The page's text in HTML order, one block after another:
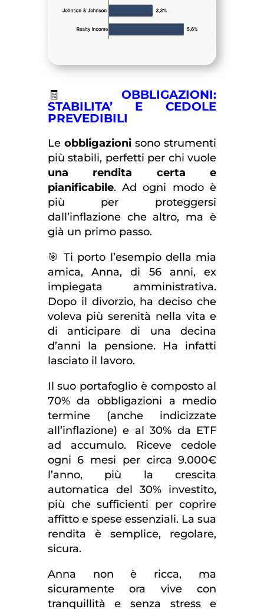
🧾OBBLIGAZIONI:
STABILITA’ E CEDOLE
PREVEDIBILI
Le obbligazionisono strumenti
più stabili, perfetti per chi vuole
una rendita certa e
pianificabile. Ad ogni modo è
più per proteggersi
dall’inflazione che altro, ma è
già un primo passo.
🎯 Ti porto l’esempio della mia
amica, Anna, di 56 anni, ex
impiegata amministrativa.
Dopo il divorzio, ha deciso che
voleva più serenità nella vita e
di anticipare di una decina
d’anni la pensione. Ha infatti
lasciato il lavoro.
Il suo portafoglio è composto al
70% da obbligazioni a medio
termine (anche indicizzate
all’inflazione) e al 30% da ETF
ad accumulo. Riceve cedole
ogni 6 mesi per circa 9.000€
l’anno, più la crescita
automatica del 30% investito,
più che sufficienti per coprire
affitto e spese essenziali. La sua
rendita è semplice, regolare,
sicura.
Anna non è ricca, ma
sicuramente ora vive con
tranquillità e senza stress e